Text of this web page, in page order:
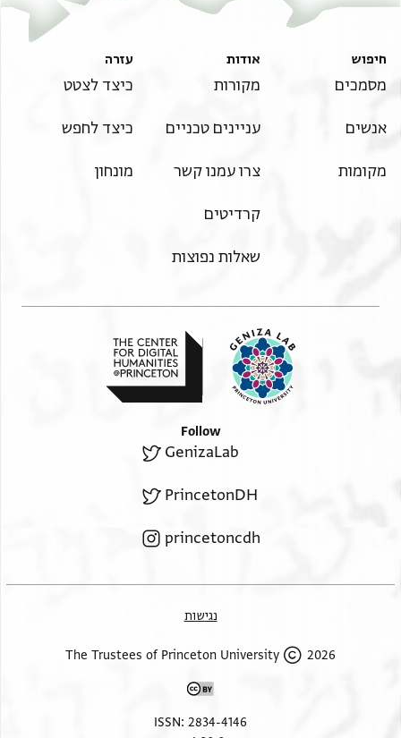
חיפוש
מסמכים
אנשים
מקומות
אודות
מקורות
עניינים טכניים
צרו עמנו קשר
קרדיטים
שאלות נפוצות
עזרה
כיצד לצטט
כיצד לחפש
מונחון
Follow
GenizaLab
PrincetonDH
princetoncdh
נגישות
2026 The Trustees of Princeton University
ISSN: 2834-4146